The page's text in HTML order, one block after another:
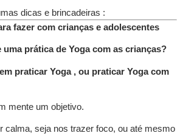
dicas e brincadeiras :
fazer com crianças e adolescentes
prática de Yoga com as crianças?
praticar Yoga , ou praticar Yoga com
mente um objetivo.
calma, seja nos trazer foco, ou até mesmo